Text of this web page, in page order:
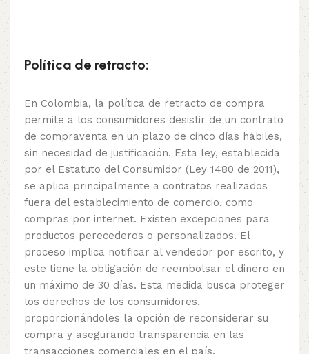
Política de retracto:
En Colombia, la política de retracto de compra
permite a los consumidores desistir de un contrato
de compraventa en un plazo de cinco días hábiles,
sin necesidad de justificación. Esta ley, establecida
por el Estatuto del Consumidor (Ley 1480 de 2011),
se aplica principalmente a contratos realizados
fuera del establecimiento de comercio, como
compras por internet. Existen excepciones para
productos perecederos o personalizados. El
proceso implica notificar al vendedor por escrito, y
este tiene la obligación de reembolsar el dinero en
un máximo de 30 días. Esta medida busca proteger
los derechos de los consumidores,
proporcionándoles la opción de reconsiderar su
compra y asegurando transparencia en las
transacciones comerciales en el país.